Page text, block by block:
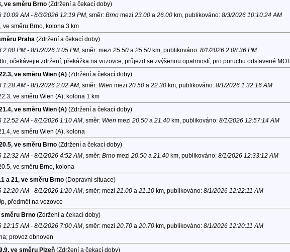
ve směru Brno(Zdržení a čekací doby)
10:09 AM - 8/3/2026 12:19 PM, směr: Brnomezi 23.00a 26.00km, publikováno: 8/3/2026 10:10:24 AM
ve směru Brno, kolona 3 km
Praha(Zdržení a čekací doby)
2:00 PM - 8/1/2026 3:05 PM, směr: mezi 25.50a 25.50km, publikováno: 8/1/2026 2:08:36 PM
očekávejte zdržení; překážka na vozovce, průjezd se zvýšenou opatrností; pro poruchu odstavené
ve směru Wien (A)(Zdržení a čekací doby)
1:28 AM - 8/1/2026 2:02 AM, směr: Wien mezi 20.50a 22.30km, publikováno: 8/1/2026 1:32:16 AM
ve směru Wien (A), kolona 1 km
ve směru Wien (A)(Zdržení a čekací doby)
12:52 AM - 8/1/2026 1:10 AM, směr: Wien mezi 20.50a 21.40km, publikováno: 8/1/2026 12:57:14 AM
ve směru Wien (A), kolona
ve směru Brno(Zdržení a čekací doby)
12:32 AM - 8/1/2026 4:52 AM, směr: Brnomezi 20.50a 21.40km, publikováno: 8/1/2026 12:33:12 AM
ve směru Brno, kolona
a 21, ve směru Brno(Dopravní situace)
12:20 AM - 8/1/2026 1:20 AM, směr: mezi 21.00a 21.10km, publikováno: 8/1/2026 12:22:11 AM
předmět na vozovce
směru Brno(Zdržení a čekací doby)
12:15 AM - 8/1/2026 7:00 AM, směr: mezi 20.70a 20.70km, publikováno: 8/1/2026 12:20:11 AM
provoz obnoven
ve směru Plzeň(Zdržení a čekací doby)